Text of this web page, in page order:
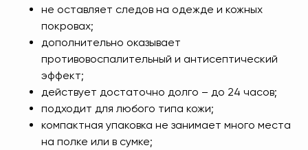
не оставляет следов на одежде и кожных
покровах;
дополнительно оказывает
противовоспалительный и антисептический
эффект;
действует достаточно долго – до 24 часов;
подходит для любого типа кожи;
компактная упаковка не занимает много места
на полке или в сумке;